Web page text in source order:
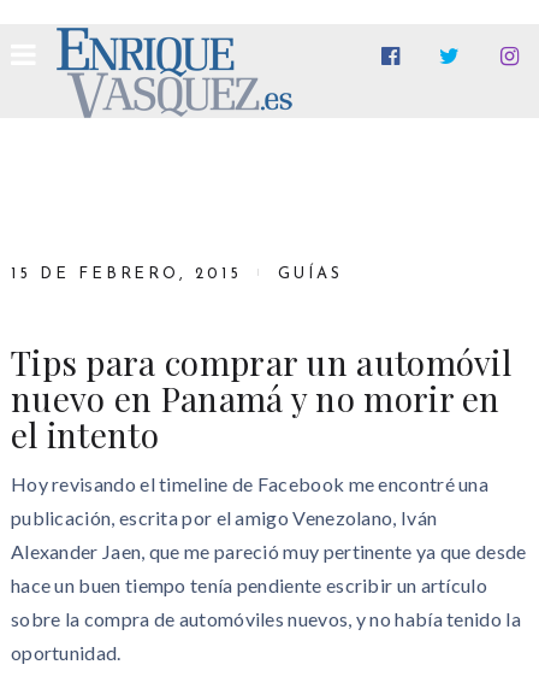
15 DE FEBRERO, 2015 GUÍAS
Tips para comprar un automóvil
nuevo en Panamá y no morir en
el intento
Hoy revisando el timeline de Facebook me encontré una
publicación, escrita por el amigo Venezolano, Iván
Alexander Jaen, que me pareció muy pertinente ya que desde
hace un buen tiempo tenía pendiente escribir un artículo
sobre la compra de automóviles nuevos, y no había tenido la
oportunidad.